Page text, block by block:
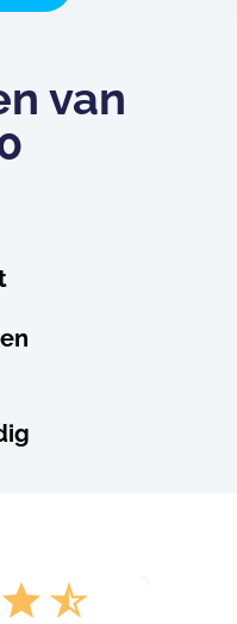
van